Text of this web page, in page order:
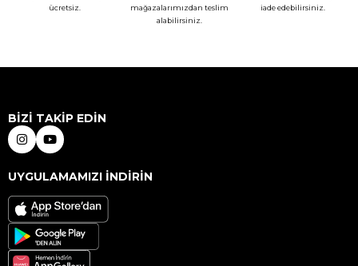
ücretsiz.
mağazalarımızdan teslim
alabilirsiniz.
iade edebilirsiniz.
BİZİ TAKİP EDİN
UYGULAMAMIZI İNDİRİN